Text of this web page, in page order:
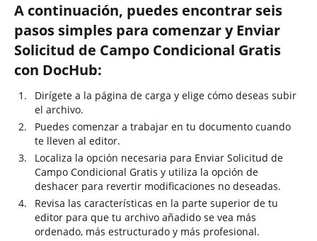
A continuación, puedes encontrar seis
pasos simples para comenzar y Enviar
Solicitud de Campo Condicional Gratis
con DocHub:
Dirígete a la página de carga y elige cómo deseas subir
el archivo.
Puedes comenzar a trabajar en tu documento cuando
te lleven al editor.
Localiza la opción necesaria para Enviar Solicitud de
Campo Condicional Gratis y utiliza la opción de
deshacer para revertir modificaciones no deseadas.
Revisa las características en la parte superior de tu
editor para que tu archivo añadido se vea más
ordenado, más estructurado y más profesional.